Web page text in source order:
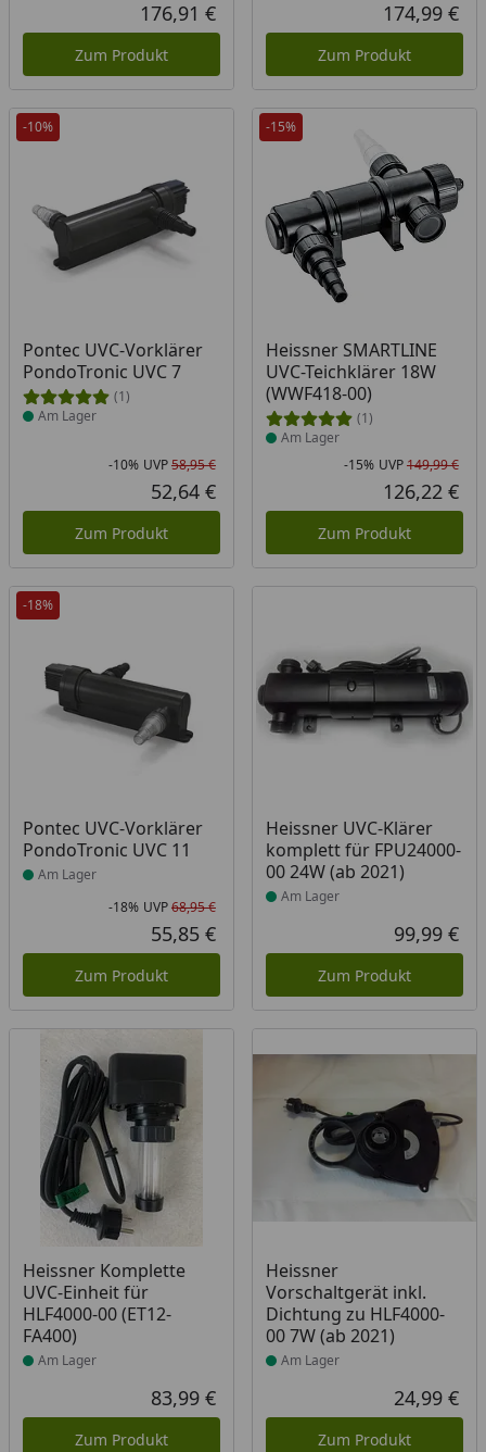
Aktueller Preis
176,91 €
Zum Produkt
174,99 €
Zum Produkt
-10%
Pontec UVC-Vorklärer
PondoTronic UVC 7
(1)
Produkt am Lager
Am Lager
Rabatt in Prozent
-10%
Ursprünglicher Preis
UVP58,95 €
Aktueller Preis
52,64 €
Zum Produkt
-15%
Heissner SMARTLINE
UVC-Teichklärer 18W
(WWF418-00)
(1)
Produkt am Lager
Am Lager
-15% UVP149,99 €
126,22 €
Zum Produkt
-18%
Pontec UVC-Vorklärer
PondoTronic UVC 11
Produkt am Lager
Am Lager
Rabatt in Prozent
-18%
Ursprünglicher Preis
UVP68,95 €
Aktueller Preis
55,85 €
Zum Produkt
Heissner UVC-Klärer
komplett für FPU24000-
00 24W (ab 2021)
Produkt am Lager
Am Lager
99,99 €
Zum Produkt
Heissner Komplette
UVC-Einheit für
HLF4000-00 (ET12-
FA400)
Produkt am Lager
Am Lager
Aktueller Preis
83,99 €
Zum Produkt
Heissner
Vorschaltgerät inkl.
Dichtung zu HLF4000-
00 7W (ab 2021)
Produkt am Lager
Am Lager
24,99 €
Zum Produkt